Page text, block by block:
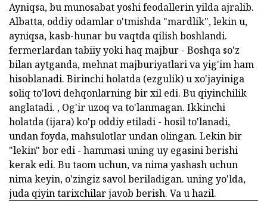
Ayniqsa, bu munosabat yoshi feodallerin yilda ajralib.
Albatta, oddiy odamlar o'tmishda "mardlik", lekin u,
ayniqsa, kasb-hunar bu vaqtda qilish boshlandi.
fermerlardan tabiiy yoki haq majbur - Boshqa so'z
bilan aytganda, mehnat majburiyatlari va yig'im ham
hisoblanadi. Birinchi holatda (ezgulik) u xo'jayiniga
soliq to'lovi dehqonlarning bir xil edi. Bu qiyinchilik
anglatadi. , Og'ir uzoq va to'lanmagan. Ikkinchi
holatda (ijara) ko'p oddiy etiladi - hosil to'lanadi,
undan foyda, mahsulotlar undan olingan. Lekin bir
"lekin" bor edi - hammasi uning uy egasini berishi
kerak edi. Bu taom uchun, va nima yashash uchun
nima keyin, o'zingiz savol beriladigan. uning yo'lda,
juda qiyin tarixchilar javob berish. Va u hazil.